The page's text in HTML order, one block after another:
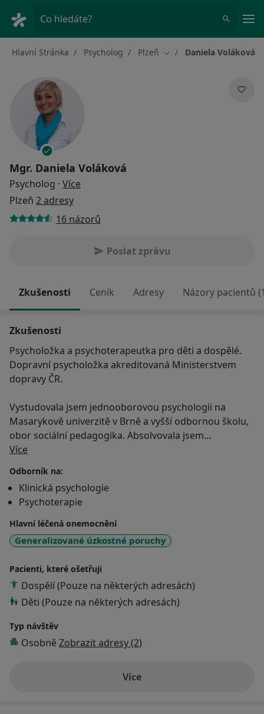
Co hledáte?
Hlavní Stránka Psycholog Plzeň Změna města
Daniela Voláková
Mgr. Daniela Voláková
Psycholog · Více
Plzeň 2 adresy
16 názorů
Poslat zprávu
Zkušenosti Ceník Adresy Názory pacientů
Zkušenosti
Psycholožka a psychoterapeutka pro děti a dospělé.
Dopravní psycholožka akreditovaná Ministerstvem
dopravy ČR.
Vystudovala jsem jednooborovou psychologii na
Masarykově univerzitě v Brně a vyšší odbornou školu,
obor sociální pedagogika. Absolvovala jsem
akreditovaný výcvik v systemické psychoterapii a
získala jsem atestaci v klinické psychologii. Dále jsem
se vzdělávala formou výcviků v oblastech krizové
intervence, forenzní psychologie, dopravní
psychologie, kognitivně behaviorální terapie i
psychodiagnostických metod. Ve své praxi se věnuji
psychodiagnostice dětí i dospělých, poradenské a
terapeutické činnosti, psychodiagnostice řidičů. Jsem
lektorkou žadatelů o náhradní rodinnou péči. Věnuji se
přednáškové a publikační činnosti.
Více
Odborník na:
Klinická psychologie
Psychoterapie
Hlavní léčená onemocnění
Generalizované úzkostné poruchy
Pacienti, které ošetřuji
Dospělí (Pouze na některých adresách)
Děti (Pouze na některých adresách)
Typ návštěv
Osobně Zobrazit adresy (2)
Víceo zkušenostech